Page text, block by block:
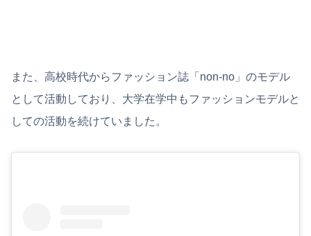
また、高校時代からファッション誌「non-no」のモデル
として活動しており、大学在学中もファッションモデルと
しての活動を続けていました。